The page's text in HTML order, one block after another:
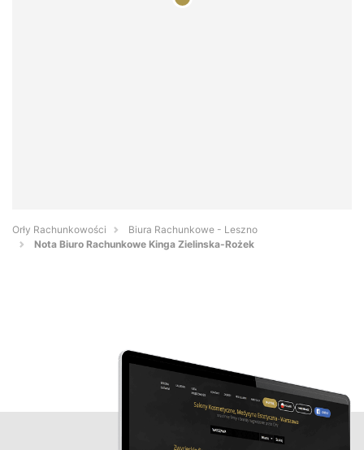
Orły Rachunkowości
Biura Rachunkowe - Leszno
Nota Biuro Rachunkowe Kinga Zielinska-Rożek